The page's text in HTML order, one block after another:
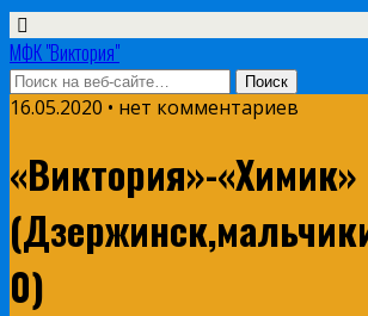
МФК "Виктория"
16.05.2020 • нет комментариев
«Виктория»-«Химик»
0)